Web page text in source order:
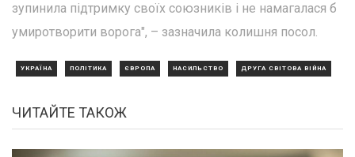
зупинила підтримку своїх союзників і не намагалася б
умиротворити ворога", – зазначила колишня посол.
УКРАЇНА ПОЛІТИКА ЄВРОПА НАСИЛЬСТВО ДРУГА СВІТОВА ВІЙНА
ЧИТАЙТЕ ТАКОЖ